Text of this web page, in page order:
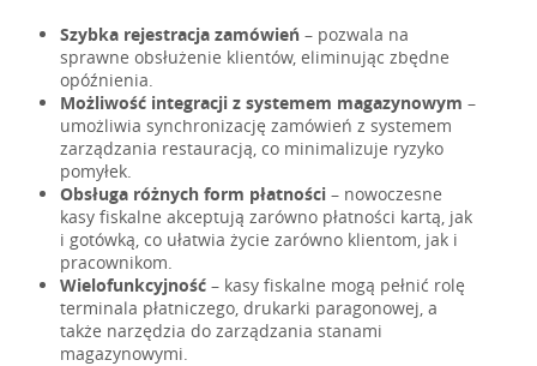
Szybka rejestracja zamówień – pozwala na
sprawne obsłużenie klientów, eliminując zbędne
opóźnienia.
Możliwość integracji z systemem magazynowym –
umożliwia synchronizację zamówień z systemem
zarządzania restauracją, co minimalizuje ryzyko
pomyłek.
Obsługa różnych form płatności – nowoczesne
kasy fiskalne akceptują zarówno płatności kartą, jak
i gotówką, co ułatwia życie zarówno klientom, jak i
pracownikom.
Wielofunkcyjność – kasy fiskalne mogą pełnić rolę
terminala płatniczego, drukarki paragonowej, a
także narzędzia do zarządzania stanami
magazynowymi.